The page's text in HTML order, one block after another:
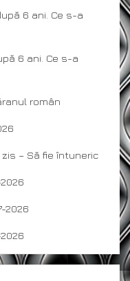
6 ani. Ce s-a
6 ani. Ce s-a
român
– Să fie întuneric
2026